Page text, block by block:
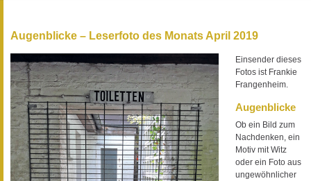
Augenblicke – Leserfoto des Monats April 2019
Einsender dieses
Fotos ist Frankie
Frangenheim.
Augenblicke
Ob ein Bild zum
Nachdenken, ein
Motiv mit Witz
oder ein Foto aus
ungewöhnlicher